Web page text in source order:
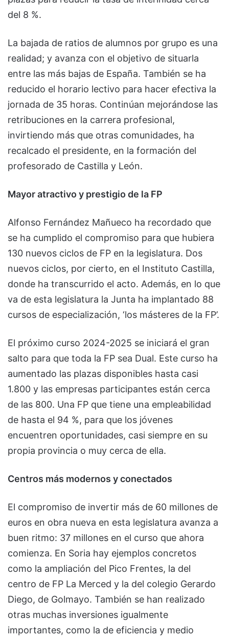
del 8 %.
La bajada de ratios de alumnos por grupo es una
realidad; y avanza con el objetivo de situarla
entre las más bajas de España. También se ha
reducido el horario lectivo para hacer efectiva la
jornada de 35 horas. Continúan mejorándose las
retribuciones en la carrera profesional,
invirtiendo más que otras comunidades, ha
recalcado el presidente, en la formación del
profesorado de Castilla y León.
Mayor atractivo y prestigio de la FP
Alfonso Fernández Mañueco ha recordado que
se ha cumplido el compromiso para que hubiera
130 nuevos ciclos de FP en la legislatura. Dos
nuevos ciclos, por cierto, en el Instituto Castilla,
donde ha transcurrido el acto. Además, en lo que
va de esta legislatura la Junta ha implantado 88
cursos de especialización, ‘los másteres de la FP’.
El próximo curso 2024-2025 se iniciará el gran
salto para que toda la FP sea Dual. Este curso ha
aumentado las plazas disponibles hasta casi
1.800 y las empresas participantes están cerca
de las 800. Una FP que tiene una empleabilidad
de hasta el 94 %, para que los jóvenes
encuentren oportunidades, casi siempre en su
propia provincia o muy cerca de ella.
Centros más modernos y conectados
El compromiso de invertir más de 60 millones de
euros en obra nueva en esta legislatura avanza a
buen ritmo: 37 millones en el curso que ahora
comienza. En Soria hay ejemplos concretos
como la ampliación del Pico Frentes, la del
centro de FP La Merced y la del colegio Gerardo
Diego, de Golmayo. También se han realizado
otras muchas inversiones igualmente
importantes, como la de eficiencia y medio